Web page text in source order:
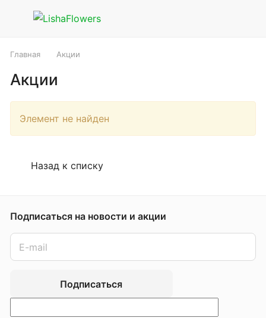
Главная Акции
Акции
Элемент не найден
Назад к списку
Подписаться на новости и акции
Подписаться